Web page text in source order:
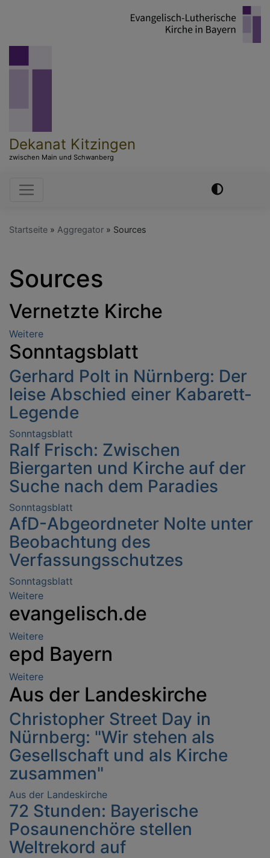
Dekanat Kitzingen
zwischen Main und Schwanberg
Hauptnavigation
Startseite Aggregator Sources
Sources
Vernetzte Kirche
Weitere
über
Vernetzte
Kirche
Sonntagsblatt
Gerhard Polt in Nürnberg: Der
leise Abschied einer Kabarett-
Legende
Sonntagsblatt
Ralf Frisch: Zwischen
Biergarten und Kirche auf der
Suche nach dem Paradies
Sonntagsblatt
AfD-Abgeordneter Nolte unter
Beobachtung des
Verfassungsschutzes
Sonntagsblatt
Weitere
über
Sonntagsblatt
evangelisch.de
Weitere
über
evangelisch.de
epd Bayern
Weitere
über
epd
Bayern
Aus der Landeskirche
Christopher Street Day in
Nürnberg: "Wir stehen als
Gesellschaft und als Kirche
zusammen"
Aus der Landeskirche
72 Stunden: Bayerische
Posaunenchöre stellen
Weltrekord auf